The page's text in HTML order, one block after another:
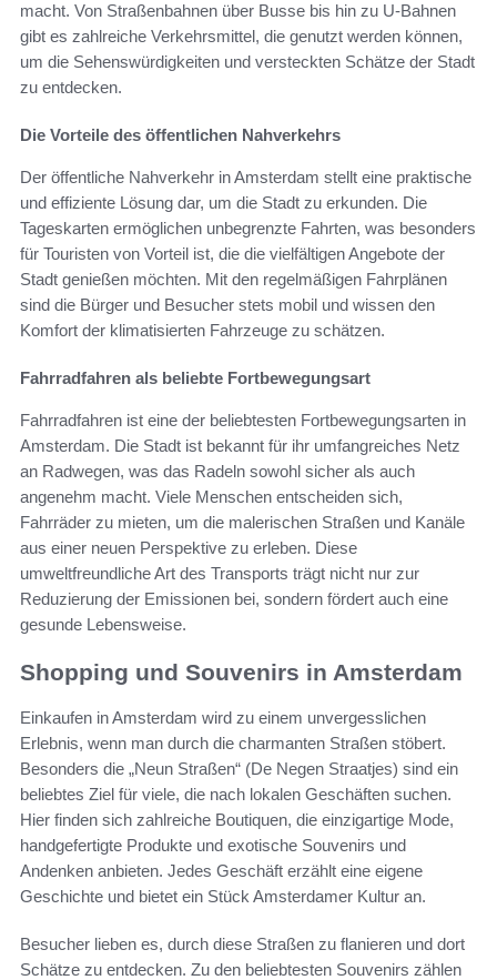
macht. Von Straßenbahnen über Busse bis hin zu U-Bahnen
gibt es zahlreiche Verkehrsmittel, die genutzt werden können,
um die Sehenswürdigkeiten und versteckten Schätze der Stadt
zu entdecken.
Die Vorteile des öffentlichen Nahverkehrs
Der öffentliche Nahverkehr in Amsterdam stellt eine praktische
und effiziente Lösung dar, um die Stadt zu erkunden. Die
Tageskarten ermöglichen unbegrenzte Fahrten, was besonders
für Touristen von Vorteil ist, die die vielfältigen Angebote der
Stadt genießen möchten. Mit den regelmäßigen Fahrplänen
sind die Bürger und Besucher stets mobil und wissen den
Komfort der klimatisierten Fahrzeuge zu schätzen.
Fahrradfahren als beliebte Fortbewegungsart
Fahrradfahren ist eine der beliebtesten Fortbewegungsarten in
Amsterdam. Die Stadt ist bekannt für ihr umfangreiches Netz
an Radwegen, was das Radeln sowohl sicher als auch
angenehm macht. Viele Menschen entscheiden sich,
Fahrräder zu mieten, um die malerischen Straßen und Kanäle
aus einer neuen Perspektive zu erleben. Diese
umweltfreundliche Art des Transports trägt nicht nur zur
Reduzierung der Emissionen bei, sondern fördert auch eine
gesunde Lebensweise.
Shopping und Souvenirs in Amsterdam
Einkaufen in Amsterdam wird zu einem unvergesslichen
Erlebnis, wenn man durch die charmanten Straßen stöbert.
Besonders die „Neun Straßen“ (De Negen Straatjes) sind ein
beliebtes Ziel für viele, die nach lokalen Geschäften suchen.
Hier finden sich zahlreiche Boutiquen, die einzigartige Mode,
handgefertigte Produkte und exotische Souvenirs und
Andenken anbieten. Jedes Geschäft erzählt eine eigene
Geschichte und bietet ein Stück Amsterdamer Kultur an.
Besucher lieben es, durch diese Straßen zu flanieren und dort
Schätze zu entdecken. Zu den beliebtesten Souvenirs zählen